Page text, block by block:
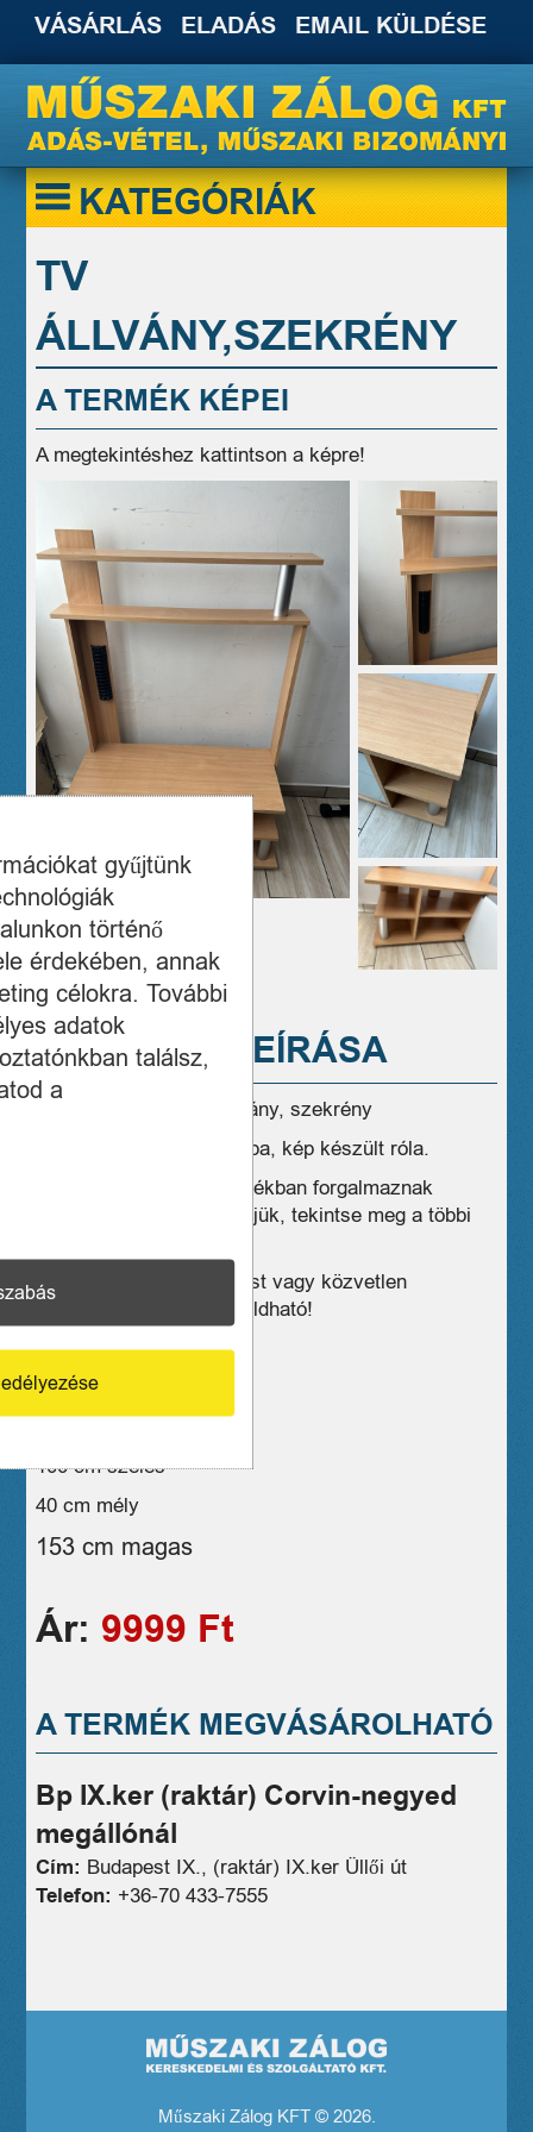
VÁSÁRLÁS ELADÁS EMAIL KÜLDÉSE
KATEGÓRIÁK
TV
ÁLLVÁNY,SZEKRÉNY
A TERMÉK KÉPEI
A megtekintéshez kattintson a képre!
A TERMÉK LEÍRÁSA
Eladó jó állapotú Tv állvány, szekrény
Egyik sarkon szépséghiba, kép készült róla.
Üzleteink széles választékban forgalmaznak
hasonló eszközöket, kérjük, tekintse meg a többi
Kiszállítás csak Budapest vagy közvetlen
vonzáskörzetében megoldható!
1 hónap jótállás
06706181036
100 cm széles
40 cm mély
153 cm magas
Ár: 9999 Ft
A TERMÉK MEGVÁSÁROLHATÓ
Bp IX.ker (raktár) Corvin-negyed
megállónál
Cím: Budapest IX., (raktár) IX.ker Üllői út
Telefon: +36-70 433-7555
Műszaki Zálog KFT © 2026.
gyűjtünk
történő
érdekében, annak
célokra. További
adatok
találsz,
a